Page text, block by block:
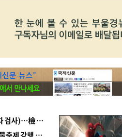
■ 검사 신분 버리고 직급하향(10년 이하 저연차 검사)…檢 중수청행 기피
■ 지역 상권도 말라죽을 판이라…가뭄 속 밀양물축제 강행 논란